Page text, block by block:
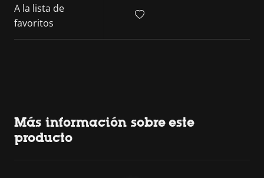
A la lista de
favoritos
Más información sobre este
producto